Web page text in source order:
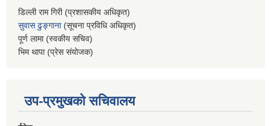
डिल्ली राम गिरी (प्रशासकीय अधिकृत)
सुवास ढुङ्गाना(सूचना प्रविधि अधिकृत)
पूर्ण लामा (स्वकीय सचिव)
भिम थापा (प्रेस संयोजक)
उप-प्रमुखको सचिवालय